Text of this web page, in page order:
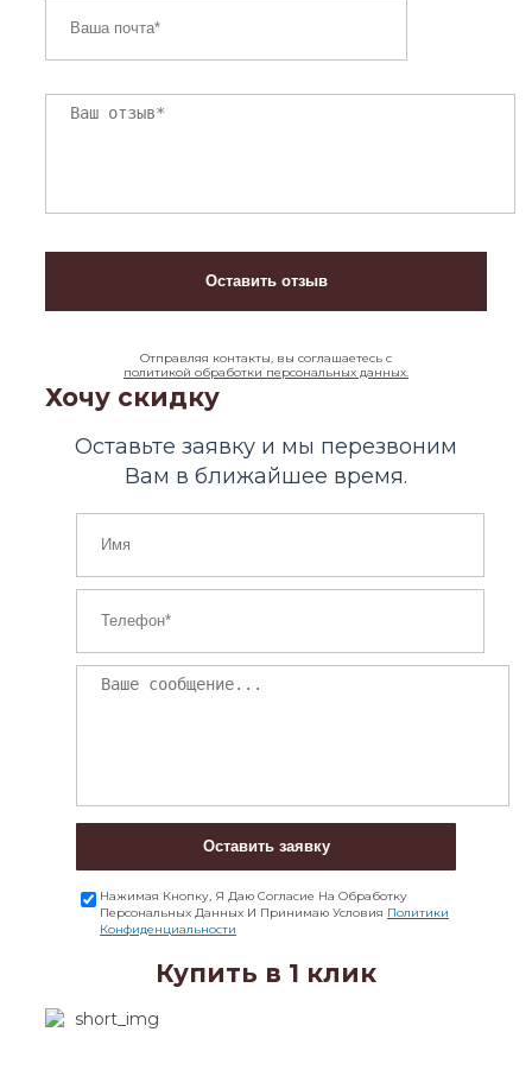
Отправляя контакты, вы соглашаетесь с
политикой обработки персональных данных.
Хочу скидку
Оставьте заявку и мы перезвоним
Вам в ближайшее время.
Оставить заявку
Нажимая Кнопку, Я Даю Согласие На Обработку
Персональных Данных И Принимаю Условия Политики
Конфиденциальности
Купить в 1 клик